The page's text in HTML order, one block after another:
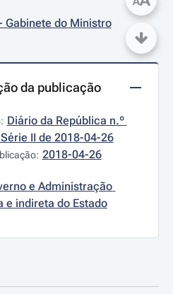
Gabinete do Ministro
da publicação
Diário da República n.º
II de 2018-04-26
2018-04-26
e Administração
e indireta do Estado